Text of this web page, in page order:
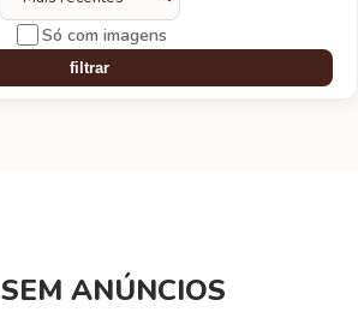
Só com imagens
filtrar
SEM ANÚNCIOS